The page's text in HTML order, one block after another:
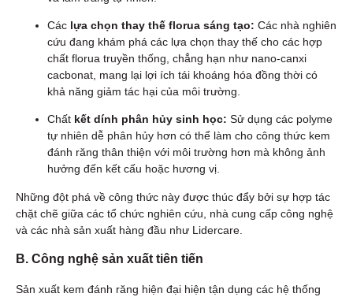
Các lựa chọn thay thế florua sáng tạo: Các nhà nghiên
cứu đang khám phá các lựa chọn thay thế cho các hợp
chất florua truyền thống, chẳng hạn như nano-canxi
cacbonat, mang lại lợi ích tái khoáng hóa đồng thời có
khả năng giảm tác hại của môi trường.
Chất kết dính phân hủy sinh học: Sử dụng các polyme
tự nhiên dễ phân hủy hơn có thể làm cho công thức kem
đánh răng thân thiện với môi trường hơn mà không ảnh
hưởng đến kết cấu hoặc hương vị.
Những đột phá về công thức này được thúc đẩy bởi sự hợp tác
chặt chẽ giữa các tổ chức nghiên cứu, nhà cung cấp công nghệ
và các nhà sản xuất hàng đầu như Lidercare.
B. Công nghệ sản xuất tiên tiến
Sản xuất kem đánh răng hiện đại hiện tận dụng các hệ thống